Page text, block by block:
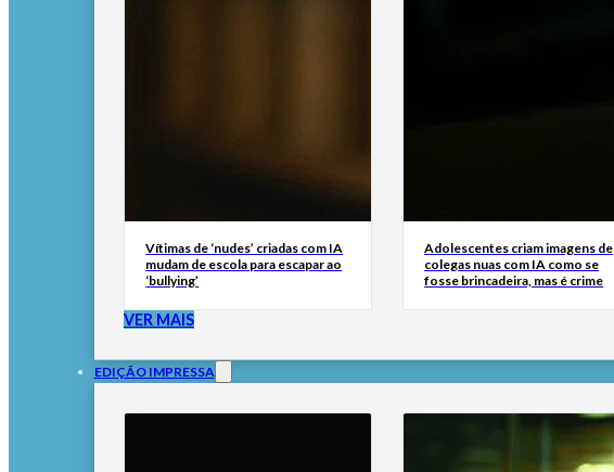
Vítimas de ‘nudes’ criadas com IA
mudam de escola para escapar ao
‘bullying’
Adolescentes criam imagens de
colegas nuas com IA como se
fosse brincadeira, mas é crime
VER MAIS
EDIÇÃO IMPRESSA